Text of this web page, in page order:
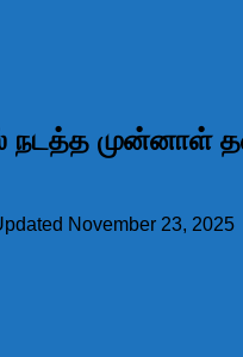
நடத்த முன்னாள்
November 23, 2025